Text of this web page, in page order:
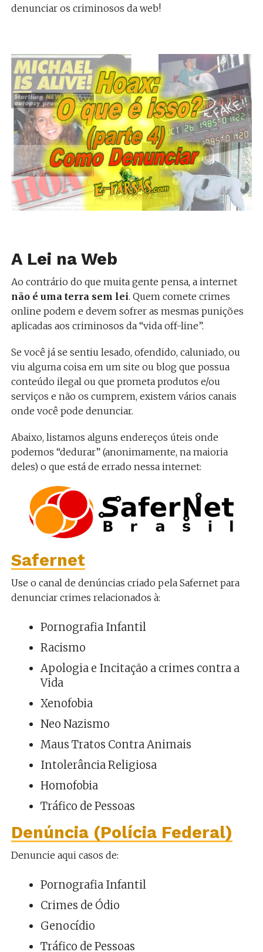
denunciar os criminosos da web!
A Lei na Web
Ao contrário do que muita gente pensa, a internet
não é uma terra sem lei. Quem comete crimes
online podem e devem sofrer as mesmas punições
aplicadas aos criminosos da “vida off-line”.
Se você já se sentiu lesado, ofendido, caluniado, ou
viu alguma coisa em um site ou blog que possua
conteúdo ilegal ou que prometa produtos e/ou
serviços e não os cumprem, existem vários canais
onde você pode denunciar.
Abaixo, listamos alguns endereços úteis onde
podemos “dedurar” (anonimamente, na maioria
deles) o que está de errado nessa internet:
Safernet
Use o canal de denúncias criado pela Safernet para
denunciar crimes relacionados à:
Pornografia Infantil
Racismo
Apologia e Incitação a crimes contra a
Vida
Xenofobia
Neo Nazismo
Maus Tratos Contra Animais
Intolerância Religiosa
Homofobia
Tráfico de Pessoas
Denúncia (Polícia Federal)
Denuncie aqui casos de:
Pornografia Infantil
Crimes de Ódio
Genocídio
Tráfico de Pessoas